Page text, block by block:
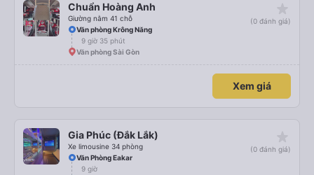
Chuẩn Hoàng Anh
Giường nằm 41 chỗ
(0 đánh giá)
Văn phòng Krông Năng
9 giờ 35 phút
Văn phòng Sài Gòn
Xem giá
Gia Phúc (Đắk Lắk)
Xe limousine 34 phòng
(0 đánh giá)
Văn Phòng Eakar
9 giờ